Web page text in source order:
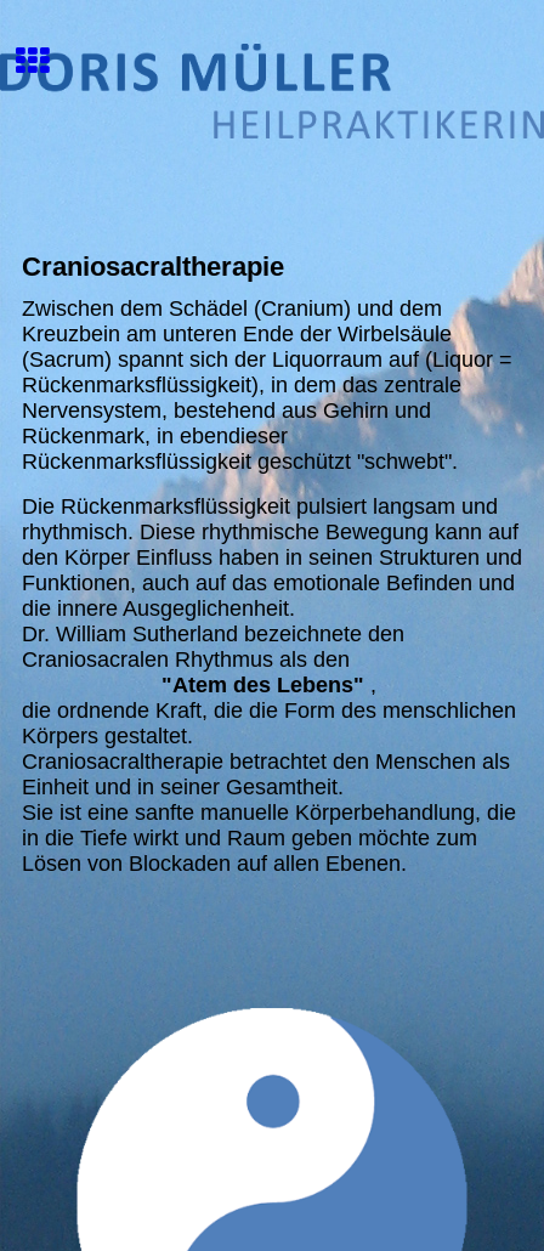
Craniosacraltherapie
Zwischen dem Schädel (Cranium) und dem
Kreuzbein am unteren Ende der Wirbelsäule
(Sacrum) spannt sich der Liquorraum auf (Liquor =
Rückenmarksflüssigkeit), in dem das zentrale
Nervensystem, bestehend aus Gehirn und
Rückenmark, in ebendieser
Rückenmarksflüssigkeit geschützt "schwebt".
Die Rückenmarksflüssigkeit pulsiert langsam und
rhythmisch. Diese rhythmische Bewegung kann auf
den Körper Einfluss haben in seinen Strukturen und
Funktionen, auch auf das emotionale Befinden und
die innere Ausgeglichenheit.
Dr. William Sutherland bezeichnete den
Craniosacralen Rhythmus als den
"Atem des Lebens" ,
die ordnende Kraft, die die Form des menschlichen
Körpers gestaltet.
Craniosacraltherapie betrachtet den Menschen als
Einheit und in seiner Gesamtheit.
Sie ist eine sanfte manuelle Körperbehandlung, die
in die Tiefe wirkt und Raum geben möchte zum
Lösen von Blockaden auf allen Ebenen.